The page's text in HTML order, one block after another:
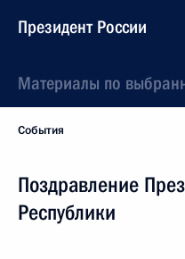
Президент России
Материалы по
События
Поздравление
Республики